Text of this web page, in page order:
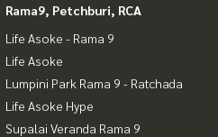
Rama9, Petchburi, RCA
Life Asoke - Rama 9
Life Asoke
Lumpini Park Rama 9 - Ratchada
Life Asoke Hype
Supalai Veranda Rama 9